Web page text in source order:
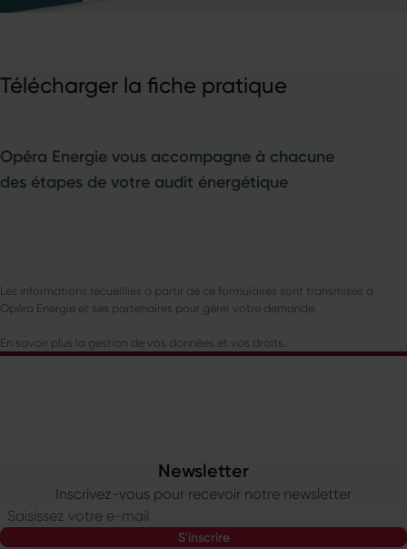
Télécharger la fiche pratique
Opéra Energie vous accompagne à chacune
des étapes de votre audit énergétique
Les informations recueillies à partir de ce formulaires sont transmises à
Opéra Énergie et ses partenaires pour gérer votre demande.
En savoir plus la gestion de vos données et vos droits.
Newsletter
Inscrivez-vous pour recevoir notre newsletter
Saisissez votre e-mail
s'inscrire